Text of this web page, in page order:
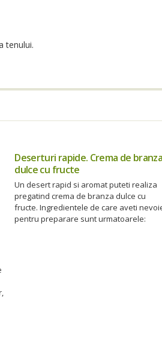
tenului.
Deserturi rapide. Crema de
dulce cu fructe
Un desert rapid si aromat puteti realiza
pregatind crema de branza dulce cu
fructe. Ingredientele de care aveti
pentru preparare sunt urmatoarele: